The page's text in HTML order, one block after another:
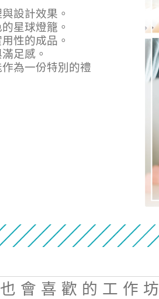
設計效果。
星球燈籠。
性的成品。
足感。
為一份特別的禮
會 喜 歡 的 工 作 坊